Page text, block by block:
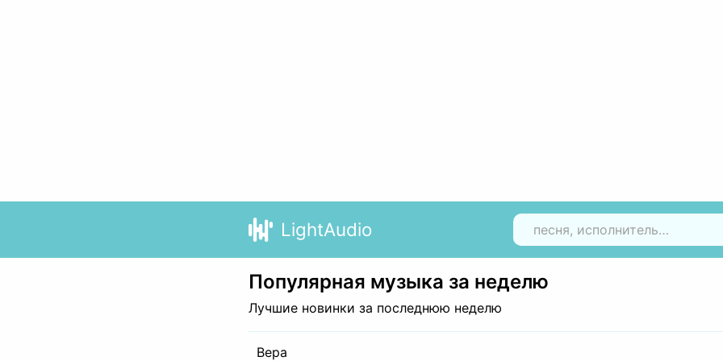
LightAudio
Популярная музыка за неделю
Лучшие новинки за последнюю неделю
Вера